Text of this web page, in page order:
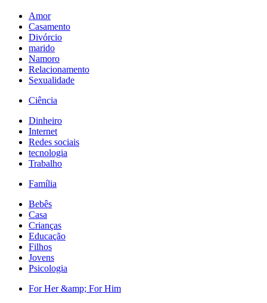
Amor
Casamento
Divórcio
marido
Namoro
Relacionamento
Sexualidade
Ciência
Dinheiro
Internet
Redes sociais
tecnologia
Trabalho
Família
Bebês
Casa
Crianças
Educação
Filhos
Jovens
Psicologia
For Her &amp; For Him